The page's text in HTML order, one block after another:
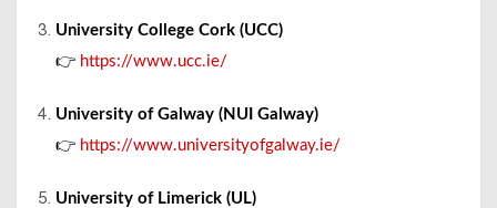
University College Cork (UCC)
👉 https://www.ucc.ie/
University of Galway (NUI Galway)
👉 https://www.universityofgalway.ie/
University of Limerick (UL)